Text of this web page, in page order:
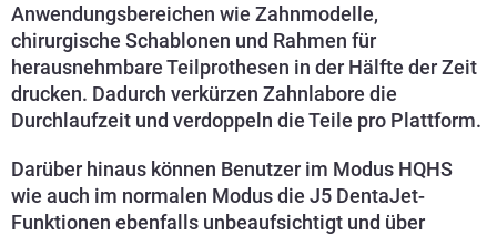
Anwendungsbereichen wie Zahnmodelle,
chirurgische Schablonen und Rahmen für
herausnehmbare Teilprothesen in der Hälfte der Zeit
drucken. Dadurch verkürzen Zahnlabore die
Durchlaufzeit und verdoppeln die Teile pro Plattform.
Darüber hinaus können Benutzer im Modus HQHS
wie auch im normalen Modus die J5 DentaJet-
Funktionen ebenfalls unbeaufsichtigt und über